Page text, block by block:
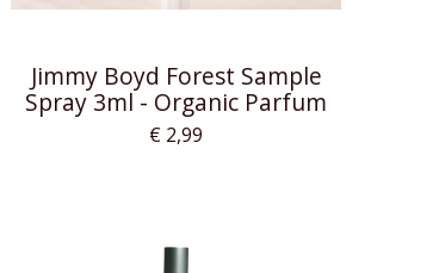
Jimmy Boyd Forest Sample
Spray 3ml - Organic Parfum
€ 2,99